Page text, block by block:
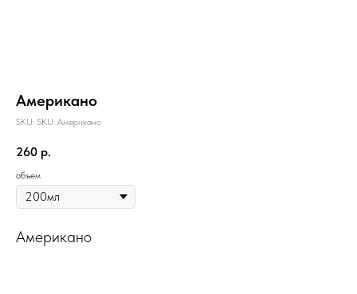
Американо
SKU: SKU: Американо
260 р.
объем
Американо